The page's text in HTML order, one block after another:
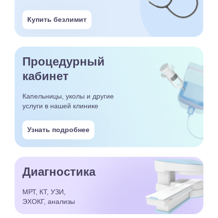
Купить безлимит
Процедурный
кабинет
Капельницы, уколы и другие
услуги в нашей клинике
Узнать подробнее
Диагностика
МРТ, КТ, УЗИ,
ЭХОКГ, анализы